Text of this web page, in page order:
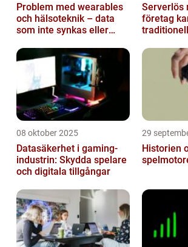
Problem med wearables
och hälsoteknik – data
som inte synkas eller
Serverlös
företag
08 oktober 2025
Datasäkerhet i gaming-
industrin: Skydda spelare
och digitala tillgångar
29
Historien